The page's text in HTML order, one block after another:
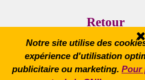
Retour
Contact
Notre site utilise des
expérience d'utilisation
publicitaire ou marketing. Pour